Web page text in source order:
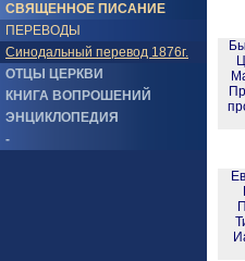
СВЯЩЕННОЕ ПИСАНИЕ
ПЕРЕВОДЫ
Синодальный перевод 1876г.
ОТЦЫ ЦЕРКВИ
КНИГА ВОПРОШЕНИЙ
ЭНЦИКЛОПЕДИЯ
-